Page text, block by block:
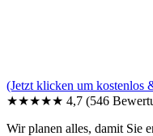
(Jetzt klicken um kostenlos
★★★★★ 4,7 (546
Wir planen alles, damit Sie